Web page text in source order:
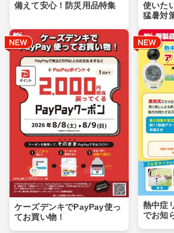
備えて安心！防災用品特集
使いた
猛暑対
ケーズデンキでPayPay使っ
てお買い物！
熱中症
でお知